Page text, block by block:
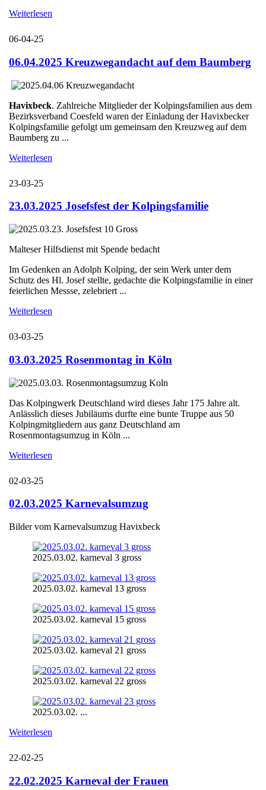
Weiterlesen
06-04-25
06.04.2025 Kreuzwegandacht auf dem Baumberg
Havixbeck. Zahlreiche Mitglieder der Kolpingsfamilien aus dem
Bezirksverband Coesfeld waren der Einladung der Havixbecker
Kolpingsfamilie gefolgt um gemeinsam den Kreuzweg auf dem
Baumberg zu ...
Weiterlesen
23-03-25
23.03.2025 Josefsfest der Kolpingsfamilie
Malteser Hilfsdienst mit Spende bedacht
Im Gedenken an Adolph Kolping, der sein Werk unter dem
Schutz des Hl. Josef stellte, gedachte die Kolpingsfamilie in einer
feierlichen Messse, zelebriert ...
Weiterlesen
03-03-25
03.03.2025 Rosenmontag in Köln
Das Kolpingwerk Deutschland wird dieses Jahr 175 Jahre alt.
Anlässlich dieses Jubiläums durfte eine bunte Truppe aus 50
Kolpingmitgliedern aus ganz Deutschland am
Rosenmontagsumzug in Köln ...
Weiterlesen
02-03-25
02.03.2025 Karnevalsumzug
Bilder vom Karnevalsumzug Havixbeck
2025.03.02. karneval 3 gross
2025.03.02. karneval 13 gross
2025.03.02. karneval 15 gross
2025.03.02. karneval 21 gross
2025.03.02. karneval 22 gross
2025.03.02. ...
Weiterlesen
22-02-25
22.02.2025 Karneval der Frauen